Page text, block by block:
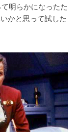
明らかになったた
かと思って試した